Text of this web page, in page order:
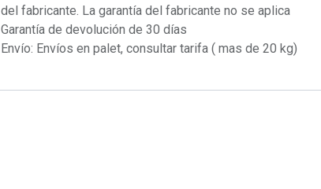
del fabricante. La garantía del fabricante no se aplica
Garantía de devolución de 30 días
Envío: Envíos en palet, consultar tarifa ( mas de 20 kg)